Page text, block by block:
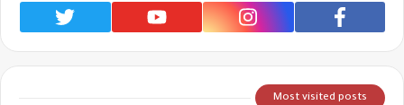
Most visited posts